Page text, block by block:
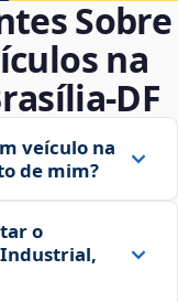
Sobre
na
veículo na
de mim?
o